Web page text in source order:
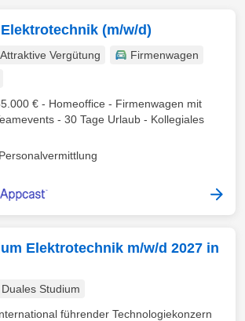
(m/w/d)
Attraktive Vergütung
Firmenwagen
€ - Homeoffice - Firmenwagen mit
- 30 Tage Urlaub - Kollegiales
Elektrotechnik m/w/d 2027 in
Duales Studium
führender Technologiekonzern